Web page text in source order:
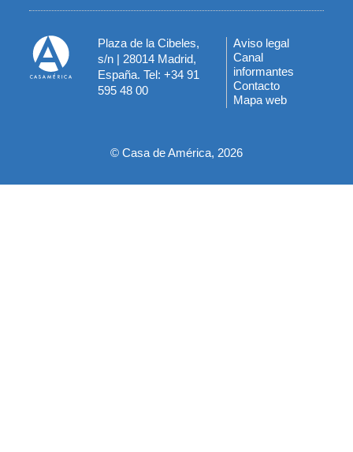
Plaza de la Cibeles,
s/n | 28014 Madrid,
España. Tel: +34 91
595 48 00
Menú
del
pie
Aviso legal
Canal
informantes
Contacto
Mapa web
© Casa de América, 2026